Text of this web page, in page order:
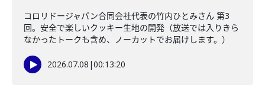
コロリドージャパン合同会社代表の竹内ひとみさん 第3
回。安全で楽しいクッキー生地の開発（放送では入りきら
なかったトークも含め、ノーカットでお届けします。）
2026.07.08 |00:13:20